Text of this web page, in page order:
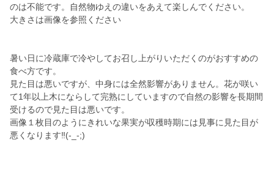
のは不能です。自然物ゆえの違いをあえて楽しんでください。
大きさは画像を参照ください
暑い日に冷蔵庫で冷やしてお召し上がりいただくのがおすすめの
食べ方です。
見た目は悪いですが、中身には全然影響がありません。花が咲い
て1年以上木にならして完熟にしていますので自然の影響を長期間
受けるので見た目は悪いです。
画像１枚目のようにきれいな果実が収穫時期には見事に見た目が
悪くなります‼️(-_-;)